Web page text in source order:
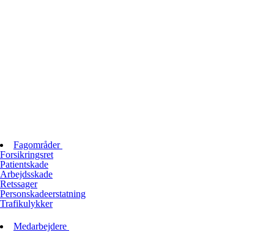
Fagområder
Forsikringsret
Patientskade
Arbejdsskade
Retssager
Personskadeerstatning
Trafikulykker
Medarbejdere